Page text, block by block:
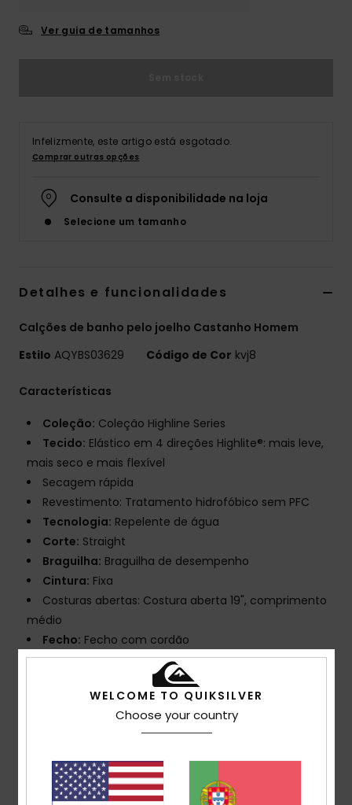
Ver guia de tamanhos
Infelizmente, este artigo está esgotado.
Comprar outras opções
Consulte a disponibilidade na loja
Selecione um tamanho
Detalhes e funcionalidades
Calções de banho pelo joelho Castanho Homem
Estilo AQYBS03629 Código de Cor kvj8
Características
Coleção: Coleção Highline Series
Tecido: Elástico em 4 direções Highlite®: mais leve,
mais seco e mais flexível
Secagem rápida
Revestimento: Tratamento hidrofóbico sem PFC
Tecnologia: Repelente de água
Corte: Straight
Braguilha: Braguilha de desempenho
Cintura: Fixa
Costuras abertas: Costura aberta 19", comprimento
médio
Fecho: Fecho com cordão
Bolsos:Bolso aplicado com fecho de fita de velcro
Etiqueta da marca:Logótipo de onda e montanha
Outras características:Nova construção de
braguilha com abas de cordão redondas
Cordão estilo bungee no interior do bolso
Fio reciclado
WELCOME TO QUIKSILVER
Choose your country